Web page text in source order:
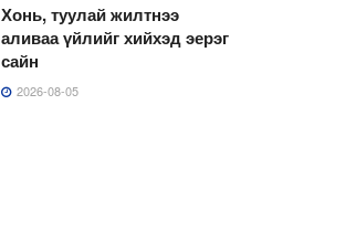
Хонь, туулай жилтнээ
аливаа үйлийг хийхэд эерэг
сайн
2026-08-05